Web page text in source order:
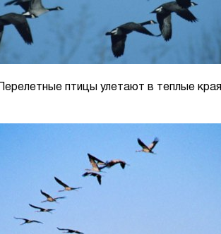
Перелетные птицы улетают в теплые края